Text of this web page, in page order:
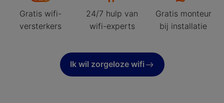
Gratis wifi-
versterkers
24/7 hulp van
wifi-experts
Gratis monteur
bij installatie
Ik wil zorgeloze wifi